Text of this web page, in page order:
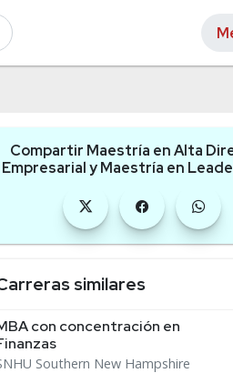
Compartir Maestría en Alta
Empresarial y Maestría en
similares
con concentración en
Southern New Hampshire